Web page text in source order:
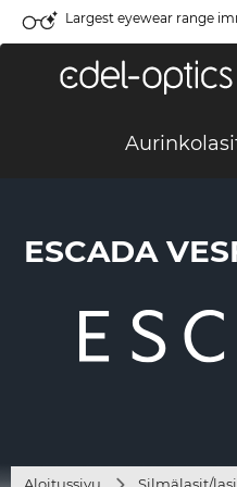
Largest eyewear range
ESCADA